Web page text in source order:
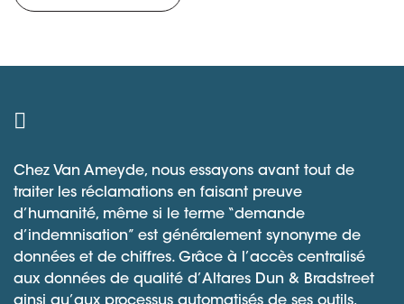
Chez Van Ameyde, nous essayons avant tout de
traiter les réclamations en faisant preuve
d’humanité, même si le terme “demande
d’indemnisation” est généralement synonyme de
données et de chiffres. Grâce à l’accès centralisé
aux données de qualité d’Altares Dun & Bradstreet